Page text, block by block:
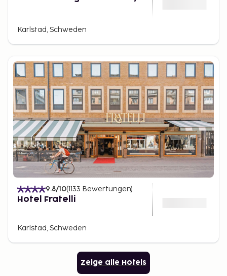
Karlstad, Schweden
9.8/10(1133 Bewertungen)
Hotel Fratelli
Karlstad, Schweden
Zeige alle Hotels